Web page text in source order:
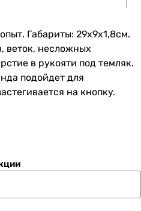
Габариты: 29х9х1,8см.
веток, несложных
в рукояти под темляк.
подойдет для
на кнопку.